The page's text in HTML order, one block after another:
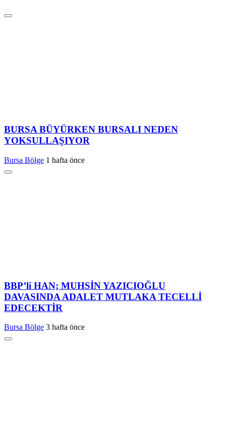
BURSA BÜYÜRKEN BURSALI NEDEN
YOKSULLAŞIYOR
Bursa Bölge 1 hafta önce
BBP’li HAN; MUHSİN YAZICIOĞLU
DAVASINDA ADALET MUTLAKA TECELLİ
EDECEKTİR
Bursa Bölge 3 hafta önce